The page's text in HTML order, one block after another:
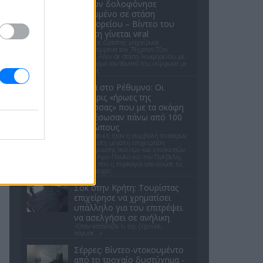
κλόουν δολοφόνησε
ηλικιωμένο σε στάση
λεωφορείου – Βίντεο του
δράστη γίνεται viral
Ο έφηβος δράστης μαχαίρωσε
επανειλημμένα τον 78χρονο Τζον
Γουέσλι Αλεν σε στάση λεωφορείου, με
αποτέλεσμα τον θάνατό του, σύμφωνα με
Φωτιά στο Ρέθυμνο: Οι
τέσσερις «ήρωες της
θάλασσας» που με τα σκάφη
τους έσωσαν πάνω από 100
ανθρώπους
Καθοριστική ήταν η συμβολή τεσσάρων
ιδιωτών στη μεγάλη επιχείρηση
απομάκρυνσης πολιτών και επισκεπτών
από τον Αγιο Παύλο και την Πρέβελη,
την ώρα που η πυρκαγιά απειλούσε τις
δύο περιοχές
Σοκ στην Κρήτη: Τουρίστας
επιχείρησε να χρηματίσει
υπάλληλο για του επιτρέψει
να ασελγήσει σε ανήλικη
«Όταν κατάλαβε τι της ζητούσε,
πάγωσε...»
Σέρρες: Βίντεο-ντοκουμέντο
από το τροχαίο δυστύχημα -